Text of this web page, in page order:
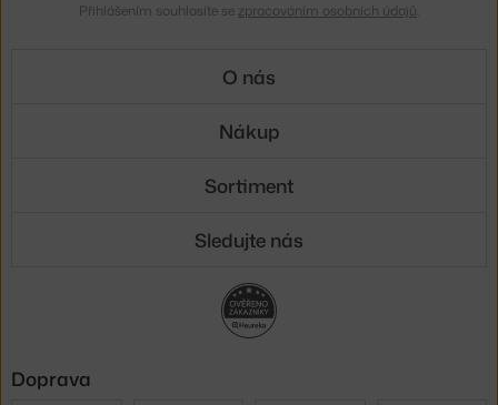
Přihlášením souhlasíte se zpracováním osobních údajů
O nás
Nákup
Sortiment
Sledujte nás
Doprava